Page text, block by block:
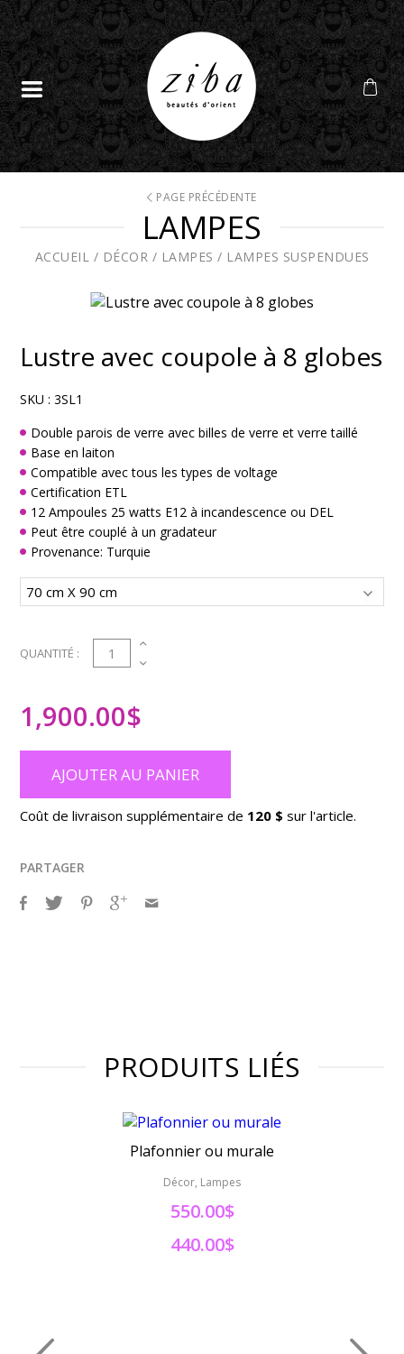
PAGE PRÉCÉDENTE
LAMPES
ACCUEIL / DÉCOR / LAMPES / LAMPES SUSPENDUES
Lustre avec coupole à 8 globes
SKU :3SL1
Double parois de verre avec billes de verre et verre taillé
Base en laiton
Compatible avec tous les types de voltage
Certification ETL
12 Ampoules 25 watts E12 à incandescence ou DEL
Peut être couplé à un gradateur
Provenance: Turquie
QUANTITÉ : 1
1,900.00$
AJOUTER AU PANIER
Coût de livraison supplémentaire de 120 $sur l'article.
PARTAGER
PRODUITS LIÉS
Plafonnier ou murale
Décor, Lampes
550.00$
440.00$